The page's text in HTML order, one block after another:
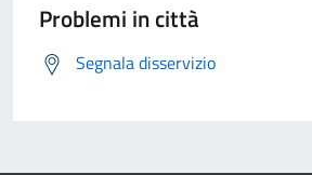
Problemi in città
Segnala disservizio